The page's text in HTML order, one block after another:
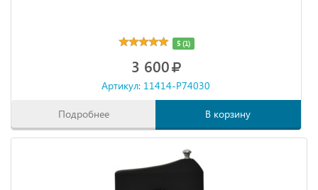
5 (1)
3 600
Артикул: 11414-P74030
Подробнее В корзину